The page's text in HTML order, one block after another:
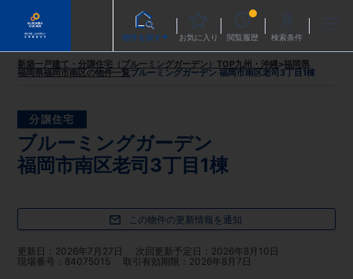
物件を探す お気に入り 閲覧履歴 検索条件
新築一戸建て・分譲住宅（ブルーミングガーデン）TOP九州・沖縄>福岡県
福岡県福岡市南区の物件一覧ブルーミングガーデン 福岡市南区老司3丁目1棟
分譲住宅
ブルーミングガーデン
福岡市南区老司3丁目1棟
この物件の更新情報を通知
更新日 2026年7月27日 次回更新予定日
2026年8月10日
現場番号
84075015 取引有効期限 2026年8月7日